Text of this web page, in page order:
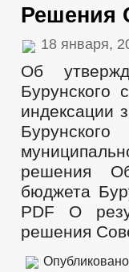
Решения
18 января,
Об
Бурунского
индексации
решения
бюджета
PDF О
решения